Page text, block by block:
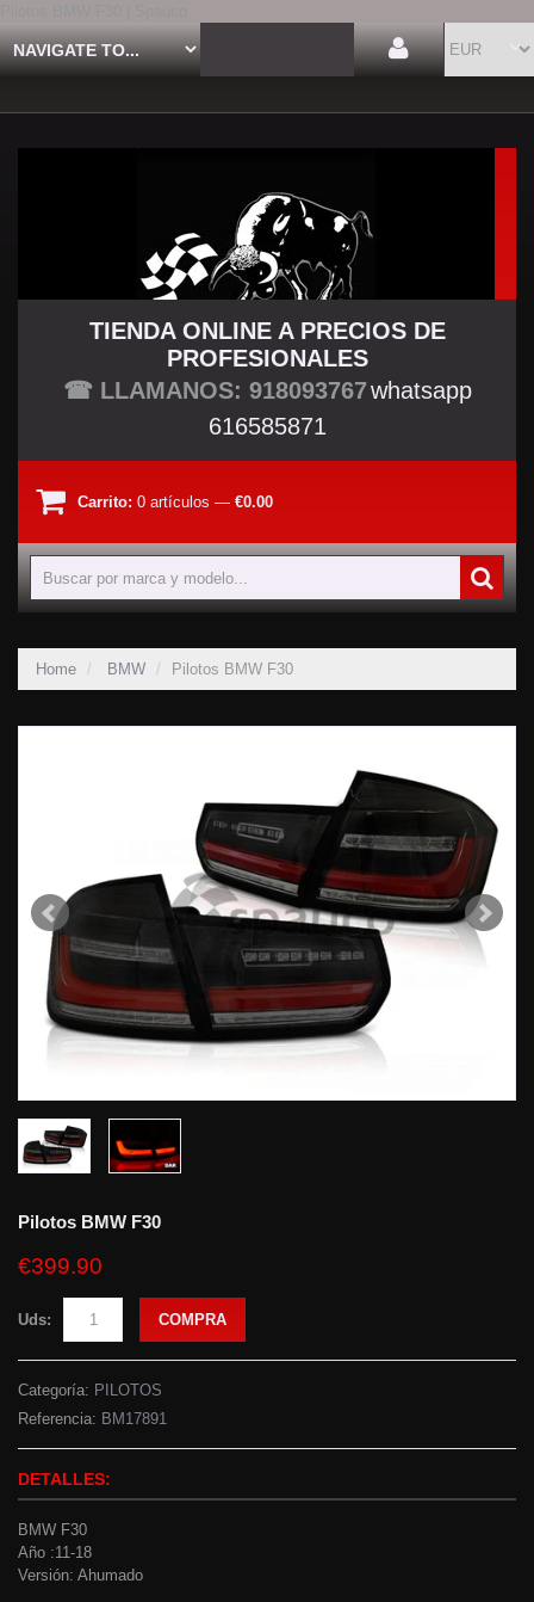
TU TIENDA TUNING
TIENDA ONLINE A PRECIOS DE
PROFESIONALES
☎ LLAMANOS: 918093767whatsapp
616585871
Carrito: 0 artículos — €0.00
Home BMW Pilotos BMW F30
Pilotos BMW F30
€399.90
Uds: COMPRA
Categoría: PILOTOS
Referencia: BM17891
DETALLES:
BMW F30
Año :11-18
Versión: Ahumado